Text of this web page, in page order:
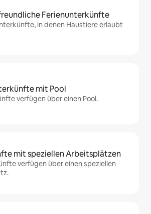
Ferienunterkünfte
in denen Haustiere erlaubt
mit Pool
verfügen über einen Pool.
mit speziellen Arbeitsplätzen
verfügen über einen speziellen